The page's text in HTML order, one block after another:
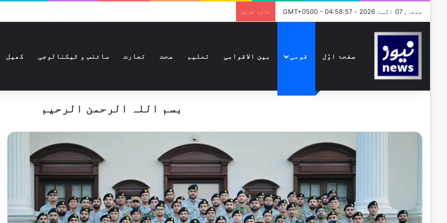
جمعہ, 07 اگست 2026 - GMT+0500 - 04:58:57 تازہ ترین
صفحۂ اوّل قومی بین الاقوامی تعلیم صحت تجارت سائنس و ٹیکنالوجی کھیل
بسم اللہ الرحمن الرحیم